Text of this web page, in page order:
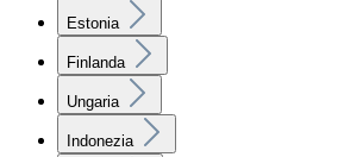
Estonia
Finlanda
Ungaria
Indonezia